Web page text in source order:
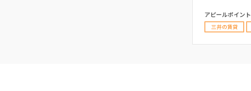
アピールポイント
三井の賃貸